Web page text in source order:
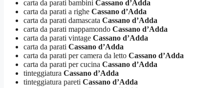
carta da parati bambini Cassano d’Adda
carta da parati a righe Cassano d’Adda
carta da parati damascata Cassano d’Adda
carta da parati mappamondo Cassano d’Adda
carta da parati vintage Cassano d’Adda
carta da parati Cassano d’Adda
carta da parati per camera da letto Cassano d’Adda
carta da parati per cucina Cassano d’Adda
tinteggiatura Cassano d’Adda
tinteggiatura pareti Cassano d’Adda